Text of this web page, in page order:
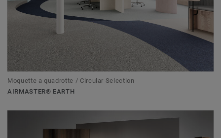
Moquette a quadrotte / Circular Selection
AIRMASTER® EARTH